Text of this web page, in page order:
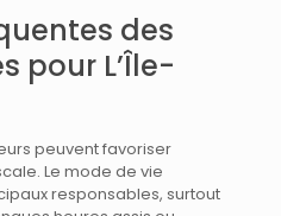
des
pour L’Île-
peuvent favoriser
Le mode de vie
responsables, surtout